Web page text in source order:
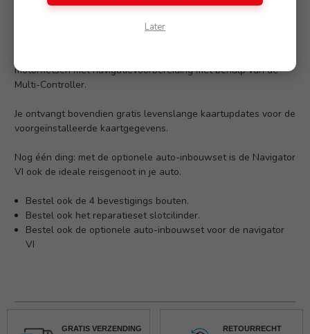
optionele "Smartphone Link"-app voor realtime
verkeersinformatie en de actuele weersverwachting je tour tot
motorfietsen met navigatievoorbereiding met behulp van de
Multi-Controller.
Je ontvangt bovendien gratis levenslange kaartupdates voor de
voorgeïnstalleerde kaartgegevens.
Nog één ding: met de optionele auto-inbouwset is de Navigator
VI ook de ideale reisgenoot in je auto.
Bestel ook de 4 bevestigings bouten.
Bestel ook het reparatieset slotcilinder.
Bestel ook de optionele auto-inbouwset voor de navigator
VI
GRATIS VERZENDING RETOURRECHT
Later